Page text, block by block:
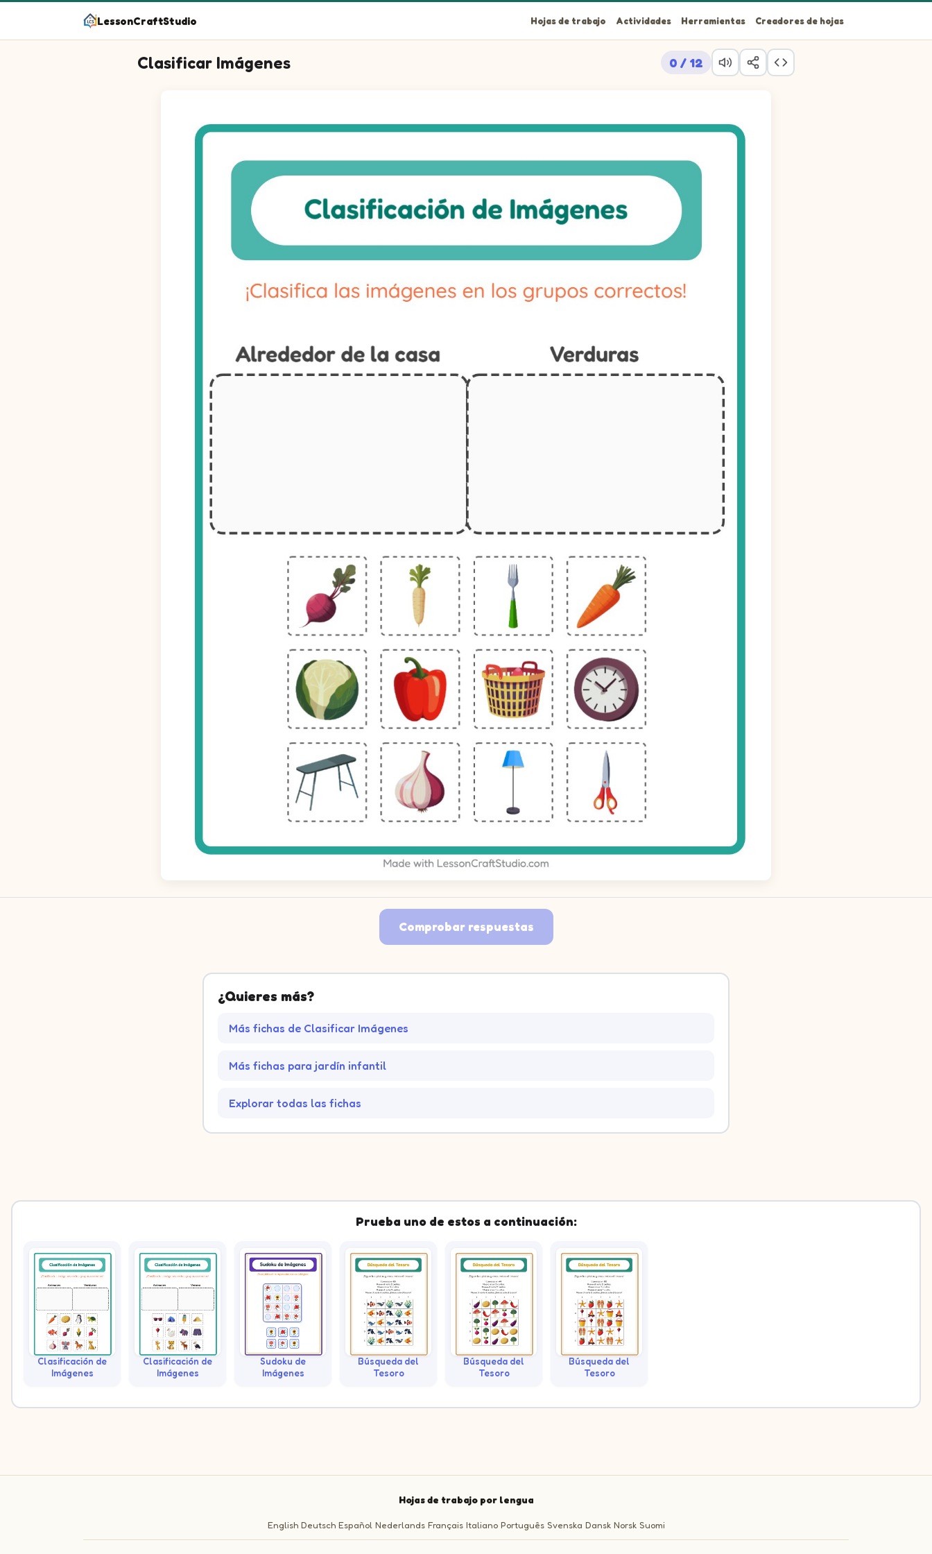
LessonCraftStudio Hojas de trabajo Actividades Herramientas Creadores de hojas
Clasificar Imágenes 0 / 12
Comprobar respuestas
Imagen 1: Betabel. Decide a qué grupo pertenece.
Imagen 3: Tenedor. Decide a qué grupo pertenece.
Imagen 5: Col. Decide a qué grupo pertenece.
Imagen 8: Reloj. Decide a qué grupo pertenece.
Imagen 10: Ajo. Decide a qué grupo pertenece.
Imagen 11: Lámpara de pie. Decide a qué grupo pertenece.
Imagen 12: Tijeras. Decide a qué grupo pertenece.
¿Quieres más?
Más fichas de Clasificar Imágenes
Más fichas para jardín infantil
Explorar todas las fichas
Prueba uno de estos a continuación:
Clasificación de
Imágenes
Clasificación de
Imágenes
Sudoku de
Imágenes
Búsqueda del
Tesoro
Búsqueda del
Tesoro
Búsqueda del
Tesoro
Hojas de trabajo por lengua
English Deutsch Español Nederlands Français Italiano Português Svenska Dansk Norsk Suomi